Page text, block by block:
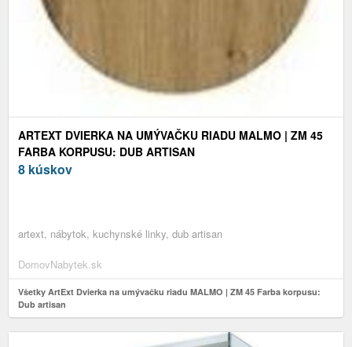
ARTEXT DVIERKA NA UMÝVAČKU RIADU MALMO | ZM 45
FARBA KORPUSU: DUB ARTISAN
8 kúskov
artext, nábytok, kuchynské linky, dub artisan
DomovNabytek.sk
Všetky ArtExt Dvierka na umývačku riadu MALMO | ZM 45 Farba korpusu:
Dub artisan